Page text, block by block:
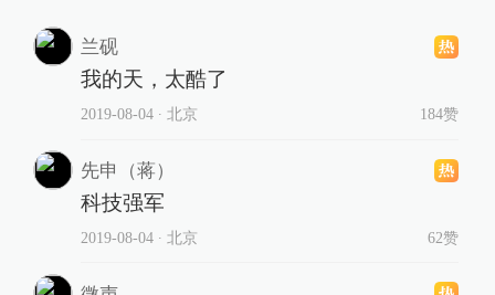
兰砚
我的天，太酷了
2019-08-04∙ 北京 184赞
先申（蒋）
科技强军
2019-08-04∙ 北京 62赞